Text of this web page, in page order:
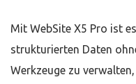
Mit WebSite X5 Pro ist
strukturierten Daten
Werkzeuge zu